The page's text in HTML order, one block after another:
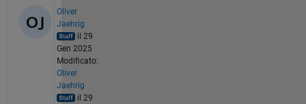
Oliver
Jaehrig
il 29
Gen 2025
Modificato:
Oliver
Jaehrig
il 29